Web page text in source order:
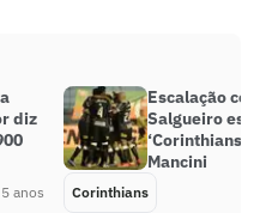
diz
anos
Escalação
Salgueiro
‘Corinthians
Mancini
Corinthians